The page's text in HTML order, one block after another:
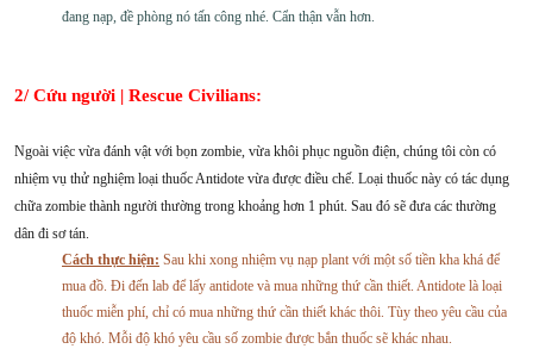
đang nạp, đề phòng nó tấn công nhé. Cẩn thận vẫn hơn.
2/ Cứu người | Rescue Civilians:
Ngoài việc vừa đánh vật với bọn zombie, vừa khôi phục nguồn điện, chúng tôi còn có
nhiệm vụ thử nghiệm loại thuốc Antidote vừa được điều chế. Loại thuốc này có tác dụng
chữa zombie thành người thường trong khoảng hơn 1 phút. Sau đó sẽ đưa các thường
dân đi sơ tán.
Cách thực hiện: Sau khi xong nhiệm vụ nạp plant với một số tiền kha khá để
mua đồ. Đi đến lab để lấy antidote và mua những thứ cần thiết. Antidote là loại
thuốc miễn phí, chỉ có mua những thứ cần thiết khác thôi. Tùy theo yêu cầu của
độ khó. Mỗi độ khó yêu cầu số zombie được bắn thuốc sẽ khác nhau.